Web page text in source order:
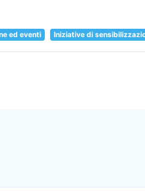
ed eventi Iniziative di